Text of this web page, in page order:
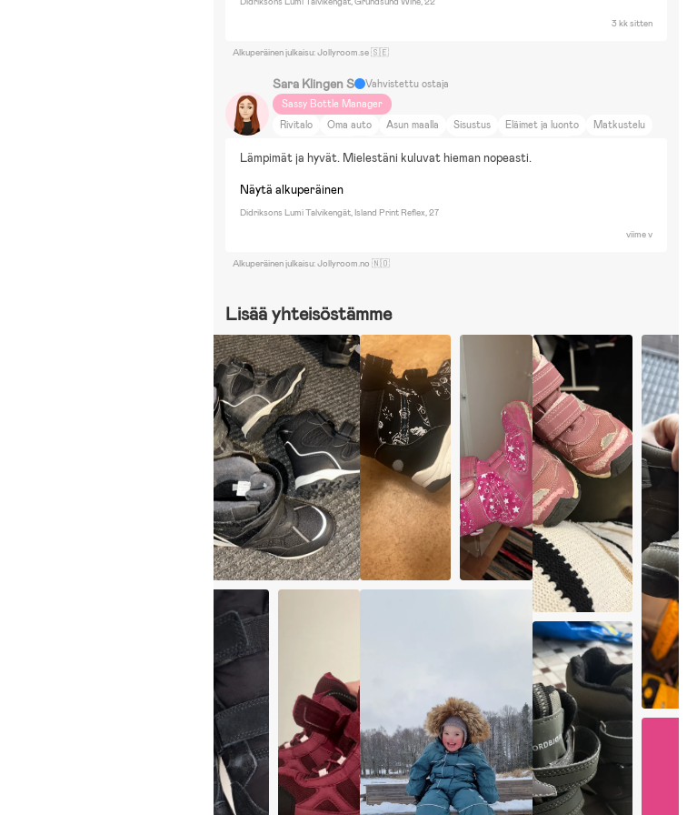
3 kk sitten
Alkuperäinen julkaisu: Jollyroom.se 🇸🇪
Sara Klingen S
Vahvistettu ostaja
Sassy Bottle Manager
Rivitalo
Oma auto Asun maalla Sisustus Eläimet ja luonto
Matkustelu
Rakennussarjat & Legot
Sähköajoneuvot Pallopelit
Lämpimät ja hyvät. Mielestäni kuluvat hieman nopeasti.
Näytä alkuperäinen
Didriksons Lumi Talvikengät, Island Print Reflex, 27
viime v
Alkuperäinen julkaisu: Jollyroom.no 🇳🇴
Lisää yhteisöstämme